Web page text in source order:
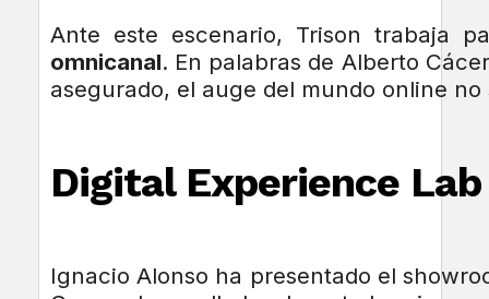
Ante este escenario, Trison trabaja
omnicanal. En palabras de Alberto
asegurado, el auge del mundo online
Digital Experience Lab
Ignacio Alonso ha presentado el